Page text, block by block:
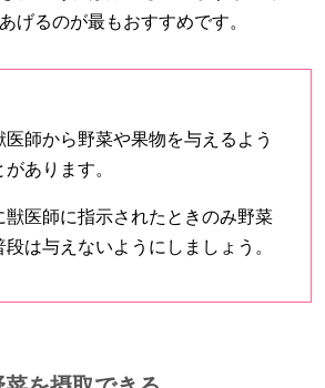
げるのが最もおすすめです。
師から野菜や果物を与えるよう
あります。
獣医師に指示されたときのみ野菜
は与えないようにしましょう。